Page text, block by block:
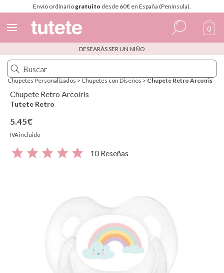
Envío ordinariogratuito desde 60€ en España (Península).
Español
Italiano
Inglés
0
DESEARÁS SER UN NIÑO
Chupetes Personalizados > Chupetes con Diseños > Chupete Retro Arcoíris
Chupete Retro Arcoíris
Tutete Retro
5.45€
IVA incluido
10 Reseñas